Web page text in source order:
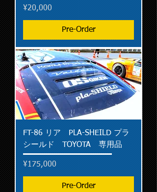
Price
¥20,000
Pre-Order
FT-86 リア PLA-SHEILD プラ
シールド TOYOTA 専用品
Price
¥175,000
Pre-Order